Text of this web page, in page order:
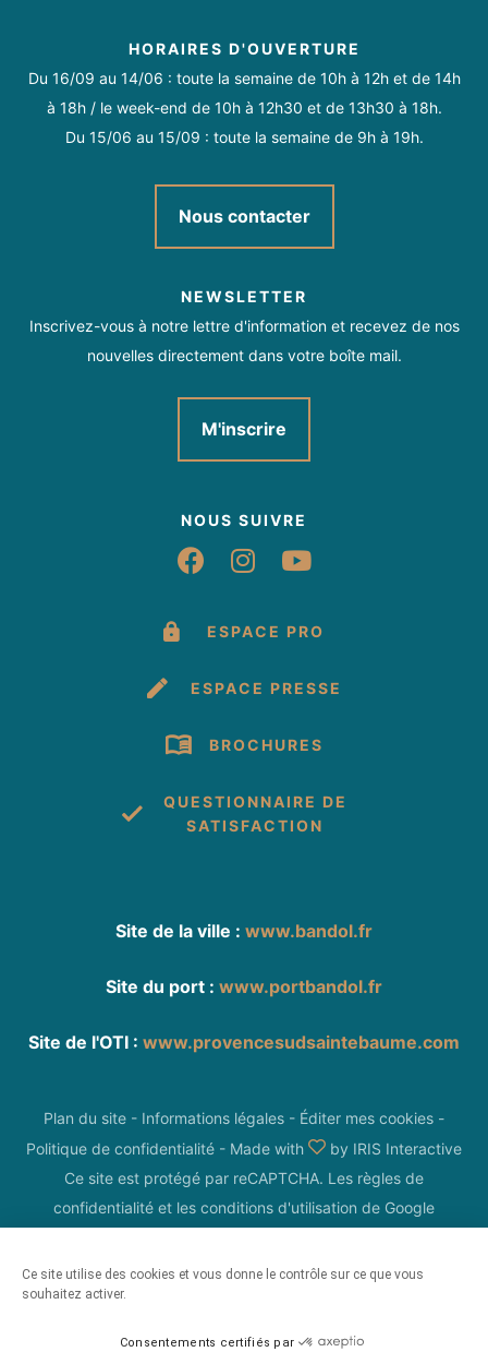
HORAIRES D'OUVERTURE
Du 16/09 au 14/06 : toute la semaine de 10h à 12h et de 14h
à 18h / le week-end de 10h à 12h30 et de 13h30 à 18h.
Du 15/06 au 15/09 : toute la semaine de 9h à 19h.
Nous contacter
NEWSLETTER
Inscrivez-vous à notre lettre d'information et recevez de nos
nouvelles directement dans votre boîte mail.
M'inscrire
NOUS SUIVRE
Suivez-nous sur
Suivez-nous sur
Suivez-nous
ESPACE PRO
ESPACE PRESSE
BROCHURES
QUESTIONNAIRE DE
SATISFACTION
Site de la ville : www.bandol.fr
Site du port : www.portbandol.fr
Site de l'OTI : www.provencesudsaintebaume.com
Plan du site - Informations légales - Éditer mes cookies -
Politique de confidentialité - Made with by IRIS Interactive
Ce site est protégé par reCAPTCHA. Les règles de
confidentialité et les conditions d'utilisation de Google
Ce site utilise des cookies et vous donne le contrôle sur ce que vous
souhaitez activer.
Consentements certifiés par